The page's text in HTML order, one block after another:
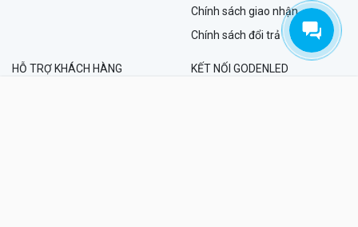
Chính sách giao nhận
Chính sách đổi trả
HỖ TRỢ KHÁCH HÀNG
KẾT NỐI GODENLED